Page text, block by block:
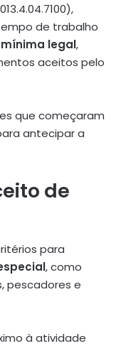
de trabalho
legal,
aceitos pelo
que começaram
antecipar a
de
para
, como
pescadores e
à atividade